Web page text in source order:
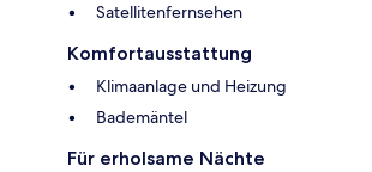
Satellitenfernsehen
Komfortausstattung
Klimaanlage und Heizung
Bademäntel
Für erholsame Nächte